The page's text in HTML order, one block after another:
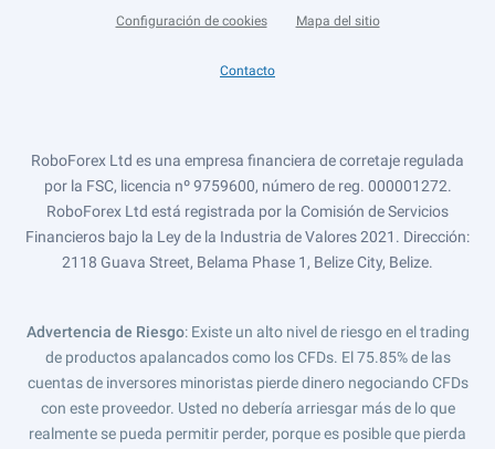
Configuración de cookies Mapa del sitio
Contacto
RoboForex Ltd es una empresa financiera de corretaje regulada
por la FSC, licencia nº 9759600, número de reg. 000001272.
RoboForex Ltd está registrada por la Comisión de Servicios
Financieros bajo la Ley de la Industria de Valores 2021. Dirección:
2118 Guava Street, Belama Phase 1, Belize City, Belize.
Advertencia de Riesgo: Existe un alto nivel de riesgo en el trading
de productos apalancados como los CFDs. El 75.85% de las
cuentas de inversores minoristas pierde dinero negociando CFDs
con este proveedor. Usted no debería arriesgar más de lo que
realmente se pueda permitir perder, porque es posible que pierda